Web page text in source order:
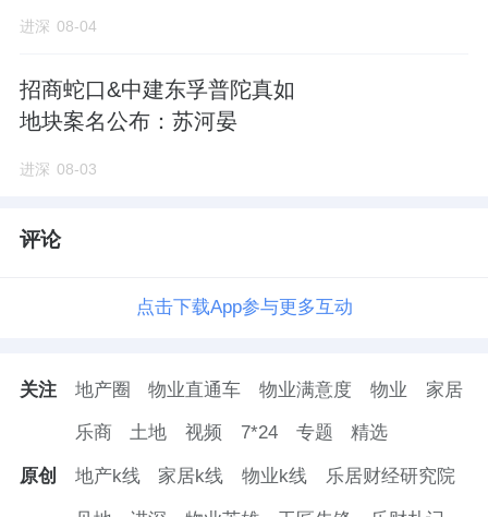
南京作为核心二线城市，房地产政策环境整体
宽松。当前南京已全面取消限购，首付比例执
•限购范围
房首付比例最低25%，处于历史最低水平。
• 限售年限
：新建商品住房限售政策已全面取
消。
进深 08-04
招商蛇口&中建东孚普陀真如
地块案名公布：苏河晏
进深 08-03
评论
点击下载App参与更多互动
关注 地产圈 物业直通车 物业满意度 物业 家居
乐商 土地 视频 7*24 专题 精选
原创 地产k线 家居k线 物业k线 乐居财经研究院